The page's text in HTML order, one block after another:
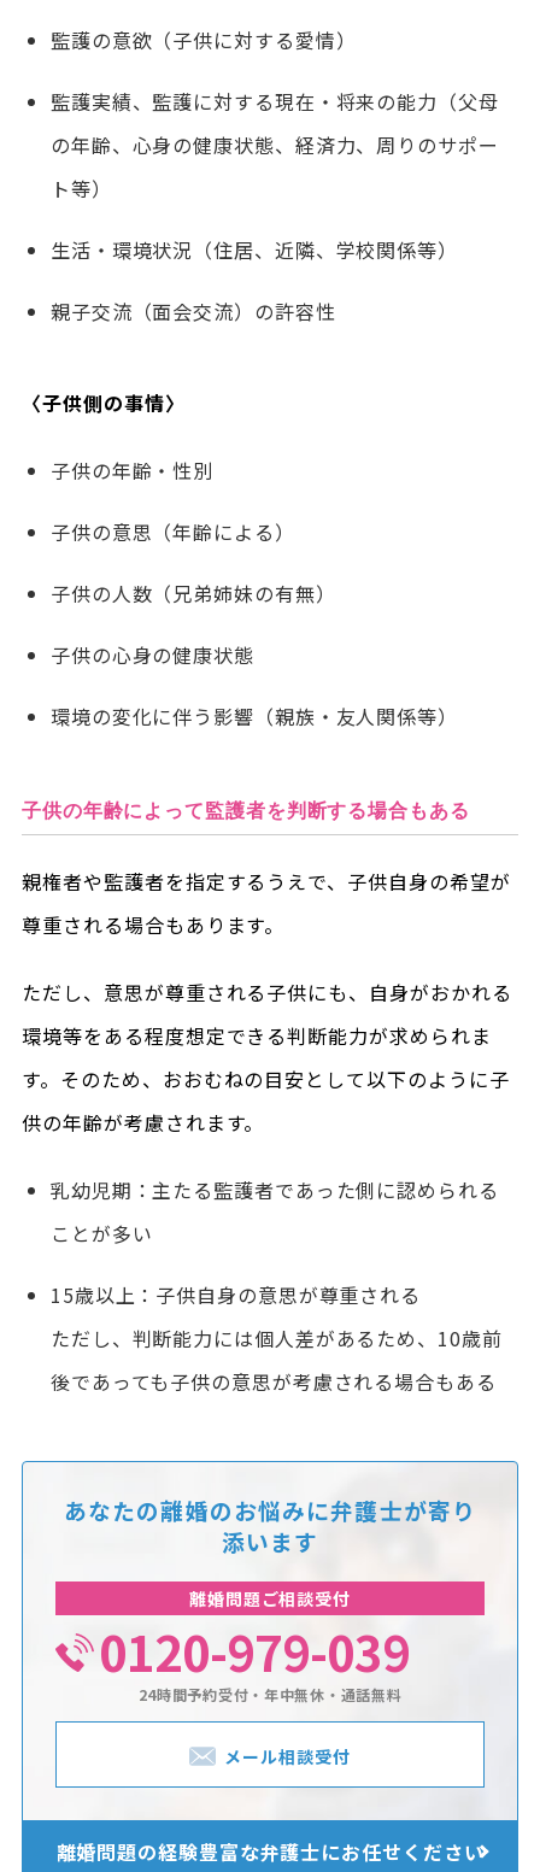
監護の意欲（子供に対する愛情）
監護実績、監護に対する現在・将来の能力（父母
の年齢、心身の健康状態、経済力、周りのサポー
ト等）
生活・環境状況（住居、近隣、学校関係等）
親子交流（面会交流）の許容性
〈子供側の事情〉
子供の年齢・性別
子供の意思（年齢による）
子供の人数（兄弟姉妹の有無）
子供の心身の健康状態
環境の変化に伴う影響（親族・友人関係等）
子供の年齢によって監護者を判断する場合もある
親権者や監護者を指定するうえで、子供自身の希望が
尊重される場合もあります。
ただし、意思が尊重される子供にも、自身がおかれる
環境等をある程度想定できる判断能力が求められま
す。そのため、おおむねの目安として以下のように子
供の年齢が考慮されます。
乳幼児期：主たる監護者であった側に認められる
ことが多い
15歳以上：子供自身の意思が尊重される
ただし、判断能力には個人差があるため、10歳前
後であっても子供の意思が考慮される場合もある
あなたの離婚のお悩みに弁護士が寄り
添います
離婚問題ご相談受付
0120-979-039
24時間予約受付・年中無休・通話無料
メール相談受付
離婚問題の経験豊富な弁護士にお任せください